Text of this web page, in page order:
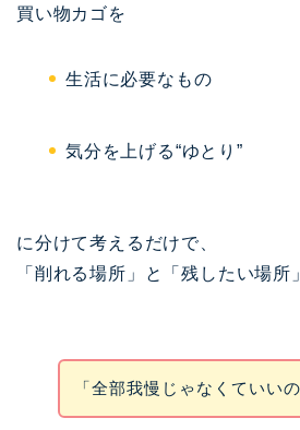
買い物カゴを
生活に必要なもの
気分を上げる“ゆとり”
に分けて考えるだけで、
「削れる場所」と「残したい場所
「全部我慢じゃなくていい